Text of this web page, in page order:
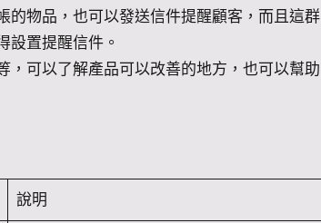
的物品，也可以發送信件提醒顧客，而且這群
設置提醒信件。
，可以了解產品可以改善的地方，也可以幫助
說明